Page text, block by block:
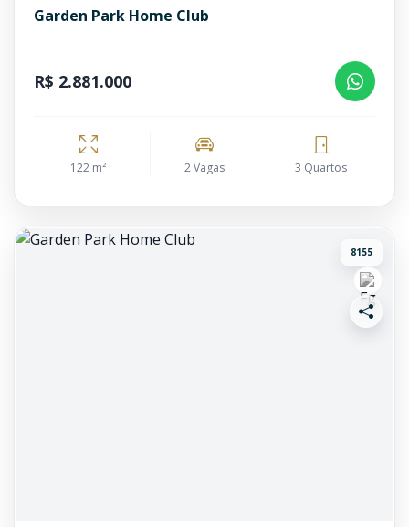
Garden Park Home Club
R$ 2.881.000
122 m² 2 Vagas 3 Quartos
8155